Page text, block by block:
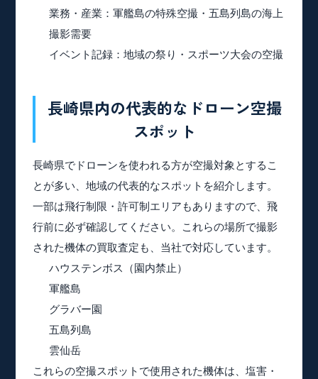
業務・産業 ：軍艦島の特殊空撮・五島列島の海上
撮影需要
イベント記録：地域の祭り・スポーツ大会の空撮
長崎県内の代表的なドローン空撮
スポット
長崎県でドローンを使われる方が空撮対象とするこ
とが多い、地域の代表的なスポットを紹介します。
一部は飛行制限・許可制エリアもありますので、飛
行前に必ず確認してください。これらの場所で撮影
された機体の買取査定も、当社で対応しています。
ハウステンボス （園内禁止）
軍艦島
グラバー園
五島列島
雲仙岳
これらの空撮スポットで使用された機体は、塩害・